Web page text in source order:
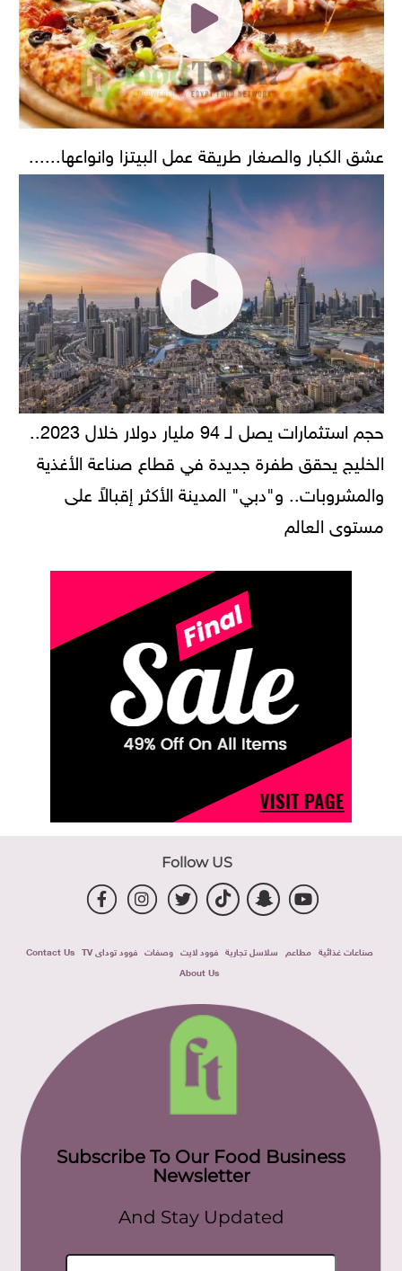
عشق الكبار والصغار طريقة عمل البيتزا وانواعها......
حجم استثمارات يصل لـ 94 مليار دولار خلال 2023..
الخليج يحقق طفرة جديدة في قطاع صناعة الأغذية
والمشروبات.. و"دبي" المدينة الأكثر إقبالاً على
مستوى العالم
Follow US
صناعات غذائية مطاعم سلاسل تجارية فوود لايت وصفات فوود توداى TV
Contact Us
About Us
Subscribe To Our Food Business
Newsletter
And Stay Updated